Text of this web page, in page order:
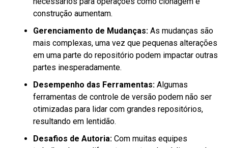
construção aumentam.
Gerenciamento de Mudanças: As mudanças são
mais complexas, uma vez que pequenas alterações
em uma parte do repositório podem impactar outras
partes inesperadamente.
Desempenho das Ferramentas: Algumas
ferramentas de controle de versão podem não ser
otimizadas para lidar com grandes repositórios,
resultando em lentidão.
Desafios de Autoria: Com muitas equipes